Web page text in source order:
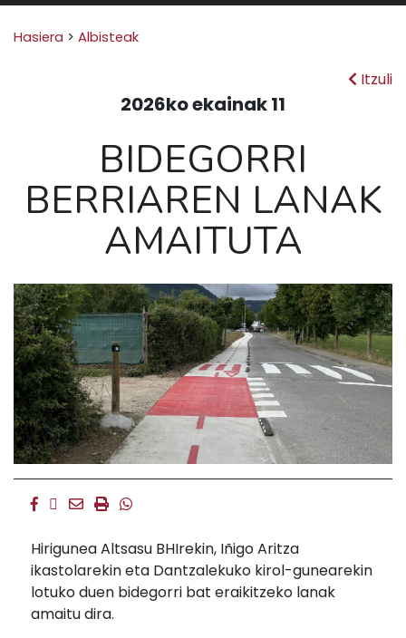
Search for:
Hasiera > Albisteak
Itzuli
2026ko ekainak 11
BIDEGORRI
BERRIAREN LANAK
AMAITUTA
Facebook
Twitter
EmailImprimirWhatsapp
Hirigunea Altsasu BHIrekin, Iñigo Aritza
ikastolarekin eta Dantzalekuko kirol-gunearekin
lotuko duen bidegorri bat eraikitzeko lanak
amaitu dira.